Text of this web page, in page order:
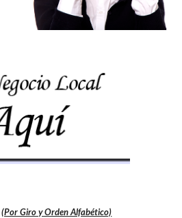
(Por Giro y Orden Alfabético)